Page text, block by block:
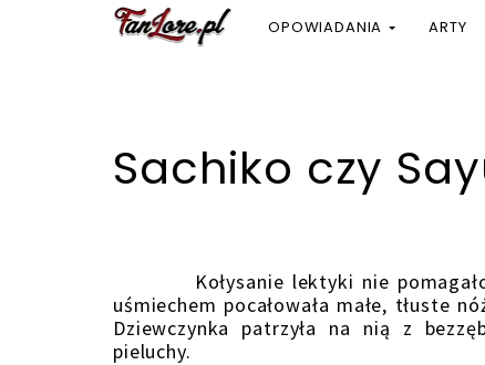
OPOWIADANIA ARTY
Sachiko czy
Kołysanie lektyki nie pomagało
uśmiechem pocałowała małe, tłuste
Dziewczynka patrzyła na nią z
pieluchy.